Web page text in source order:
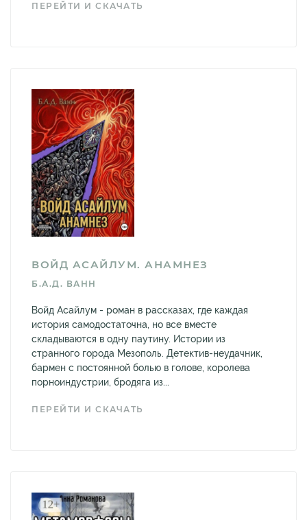
ПЕРЕЙТИ И СКАЧАТЬ
ВОЙД АСАЙЛУМ. АНАМНЕЗ
Б.А.Д. ВАНН
Войд Асайлум - роман в рассказах, где каждая
история самодостаточна, но все вместе
складываются в одну паутину. Истории из
странного города Мезополь. Детектив-неудачник,
бармен с постоянной болью в голове, королева
порноиндустрии, бродяга из...
ПЕРЕЙТИ И СКАЧАТЬ